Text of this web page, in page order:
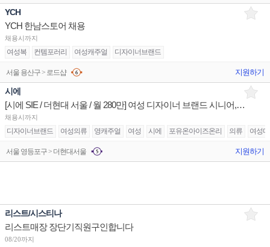
YCH
YCH 한남스토어 채용
채용시까지
여성복 컨템포러리 여성캐주얼 디자이너브랜드
서울 용산구 > 로드샵 지원하기
시에
[시에 SIE / 더현대 서울 / 월 280만] 여성 디자이너 브랜드 시니어,주니어 구인
채용시까지
디자이너브랜드 여성의류 영캐주얼 여성 시에 포유온아이즈온리 의류 여성
서울 영등포구 > 더현대서울 지원하기
리스트/시스티나
리스트매장 장단기직원구인합니다
08/20까지